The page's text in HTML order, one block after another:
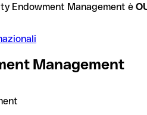
Endowment Management è
Management